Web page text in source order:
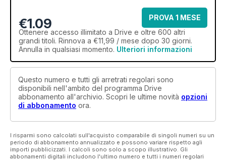
€1.09
PROVA 1 MESE
Ottenere accesso illimitato a Drive e oltre 600 altri
grandi titoli. Rinnova a €11,99 / mese dopo 30 giorni.
Annulla in qualsiasi momento. Ulteriori informazioni
Questo numero e tutti gli arretrati regolari sono
disponibili nell'ambito del programma Drive
abbonamento all'archivio. Scopri le ultime novità opzioni
di abbonamento ora.
I risparmi sono calcolati sull'acquisto comparabile di singoli numeri su un
periodo di abbonamento annualizzato e possono variare rispetto agli
importi pubblicizzati. I calcoli sono solo a scopo illustrativo. Gli
abbonamenti digitali includono l'ultimo numero e tutti i numeri regolari